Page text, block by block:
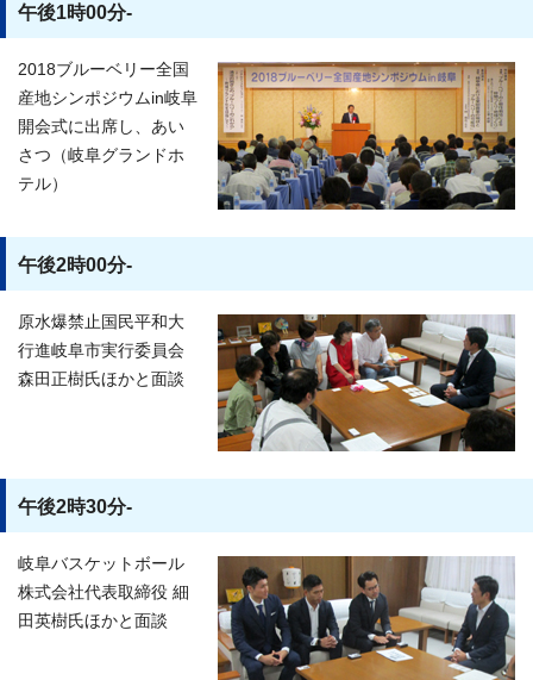
午後1時00分-
2018ブルーベリー全国
産地シンポジウムin岐阜
開会式に出席し、あい
さつ（岐阜グランドホ
テル）
午後2時00分-
原水爆禁止国民平和大
行進岐阜市実行委員会
森田正樹氏ほかと面談
午後2時30分-
岐阜バスケットボール
株式会社代表取締役 細
田英樹氏ほかと面談